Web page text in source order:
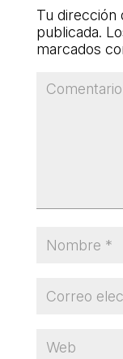
Tu dirección
publicada.
marcados
L'equip
Missió i valors
Butlletins
Xarxes socials